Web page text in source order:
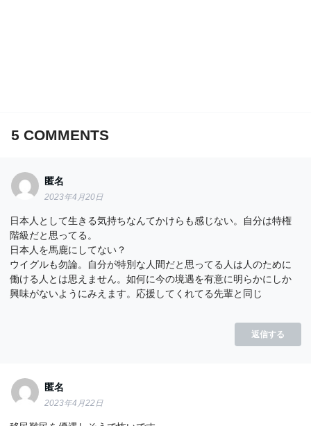
5 COMMENTS
匿名
2023年4月20日
日本人として生きる気持ちなんてかけらも感じない。自分は特権
階級だと思ってる。
日本人を馬鹿にしてない？
ウイグルも勿論。自分が特別な人間だと思ってる人は人のために
働ける人とは思えません。如何に今の境遇を有意に明らかにしか
興味がないようにみえます。応援してくれてる先輩と同じ
返信する
匿名
2023年4月22日